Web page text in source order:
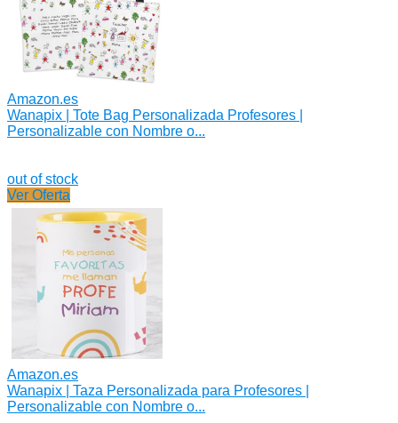
Amazon.es
Wanapix | Tote Bag Personalizada Profesores |
Personalizable con Nombre o...
out of stock
Ver Oferta
Amazon.es
Wanapix | Taza Personalizada para Profesores |
Personalizable con Nombre o...